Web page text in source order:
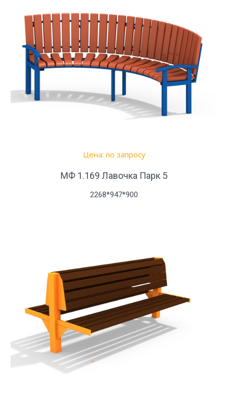
Цена: по запросу
МФ 1.169 Лавочка Парк 5
2268*947*900